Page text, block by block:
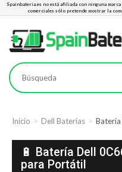
Spainbateria.es no está afiliada con ninguna
comerciales sólo pretende mostrar la
Inicio Dell Baterías
🔋 Batería Dell
para Portátil